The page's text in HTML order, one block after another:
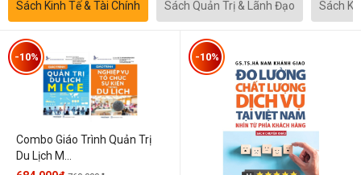
Sách Kinh Tế & Tài Chính Sách Quản Trị & Lãnh Đạo Sách
Combo Giáo Trình Quản Trị
Du Lịch M...
-10% -10%